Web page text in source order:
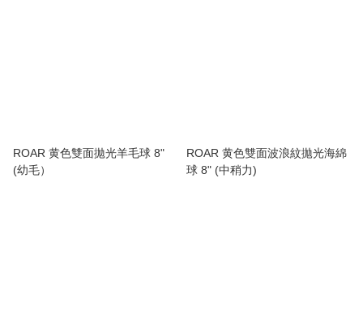
ROAR 黄色雙面拋光羊毛球 8"
(幼毛）
ROAR 黄色雙面波浪紋拋光海綿
球 8" (中稍力)